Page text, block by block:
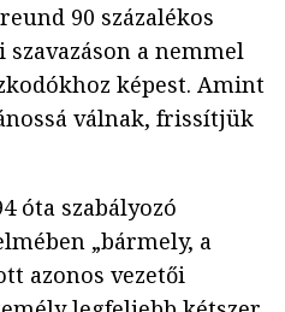
90 százalékos
a nemmel
képest. Amint
válnak, frissítjük
óta szabályozó
„bármely, a
azonos vezetői